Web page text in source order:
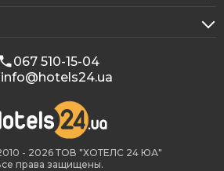
групп
067 510-15-04
info@hotels24.ua
- 2026 ТОВ "ХОТЕЛС 24 ЮА"
права защищены.